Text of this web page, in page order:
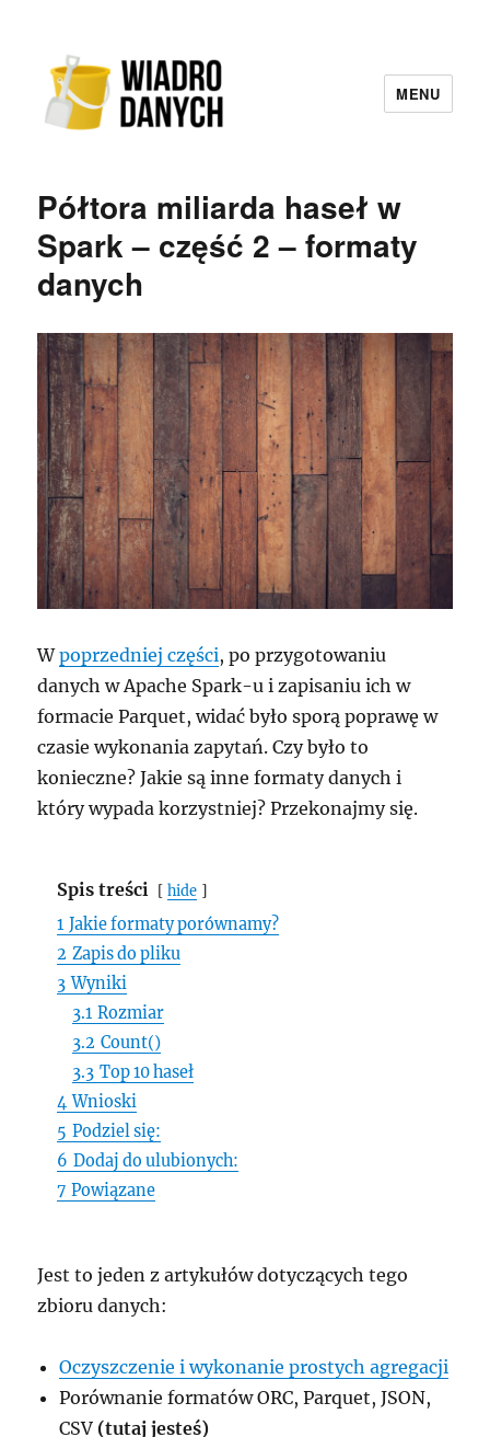
MENU
Półtora miliarda haseł w
Spark – część 2 – formaty
danych
Wpoprzedniej części, po przygotowaniu
danych w Apache Spark-u i zapisaniu ich w
formacie Parquet, widać było sporą poprawę w
czasie wykonania zapytań. Czy było to
konieczne? Jakie są inne formaty danych i
który wypada korzystniej? Przekonajmy się.
Spis treści hide
1 Jakie formaty porównamy?
2 Zapis do pliku
3 Wyniki
3.1 Rozmiar
3.2 Count()
3.3 Top 10 haseł
4 Wnioski
5 Podziel się:
6 Dodaj do ulubionych:
7 Powiązane
Jest to jeden z artykułów dotyczących tego
zbioru danych:
Oczyszczenie i wykonanie prostych agregacji
Porównanie formatów ORC, Parquet, JSON,
CSV (tutaj jesteś)